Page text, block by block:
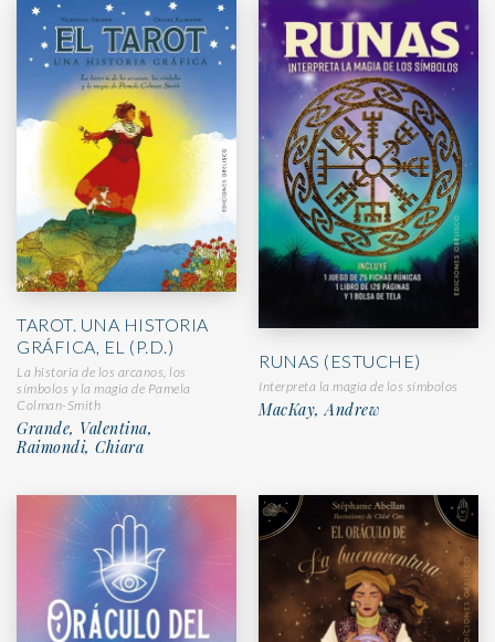
TAROT. UNA HISTORIA
GRÁFICA, EL (P.D.)
La historia de los arcanos, los
símbolos y la magia de Pamela
Colman-Smith
Grande, Valentina,
Raimondi, Chiara
RUNAS (ESTUCHE)
Interpreta la magia de los símbolos
MacKay, Andrew